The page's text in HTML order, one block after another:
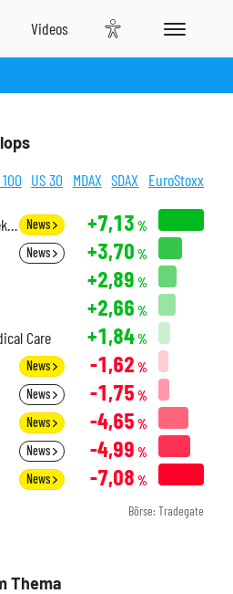
US 30 MDAX SDAX EuroStoxx
Deutsche Telekom News +7,13 %
News +3,70 %
+2,89 %
+2,66 %
Care +1,84%
News -1,62 %
News -1,75 %
News -4,65 %
News -4,99 %
News -7,08 %
Börse: Tradegate
Thema